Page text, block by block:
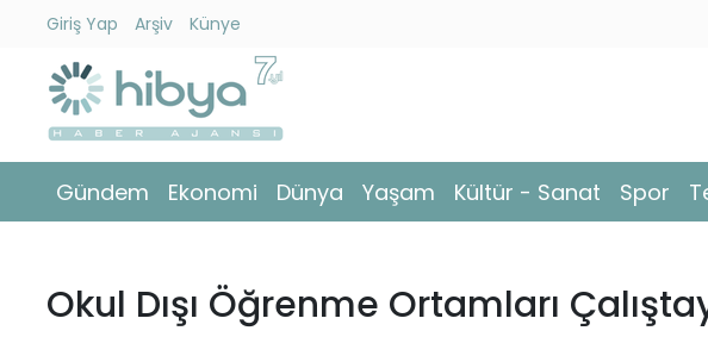
Giriş Yap Arşiv Künye
Gündem Ekonomi Dünya Yaşam Kültür - Sanat Spor
Gündem
Ekonomi
Yaşam
Okul Dışı Öğrenme Ortamları